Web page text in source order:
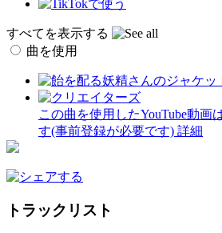
すべてを表示する
曲を使用
この曲を使用したYouTube動画
す(事前登録が必要です) 詳細
トラックリスト